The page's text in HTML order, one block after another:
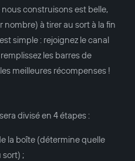
construisons est belle,
à tirer au sort à la fin
simple : rejoignez le canal
les barres de
meilleures récompenses !
divisé en 4 étapes :
la boîte (détermine quelle
sort) ;